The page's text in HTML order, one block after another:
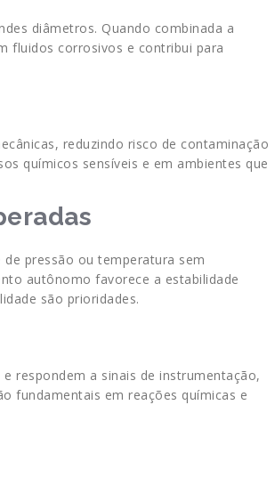
diâmetros. Quando combinada a
fluidos corrosivos e contribui para
reduzindo risco de contaminação
químicos sensíveis e em ambientes que
pressão ou temperatura sem
autônomo favorece a estabilidade
são prioridades.
respondem a sinais de instrumentação,
fundamentais em reações químicas e